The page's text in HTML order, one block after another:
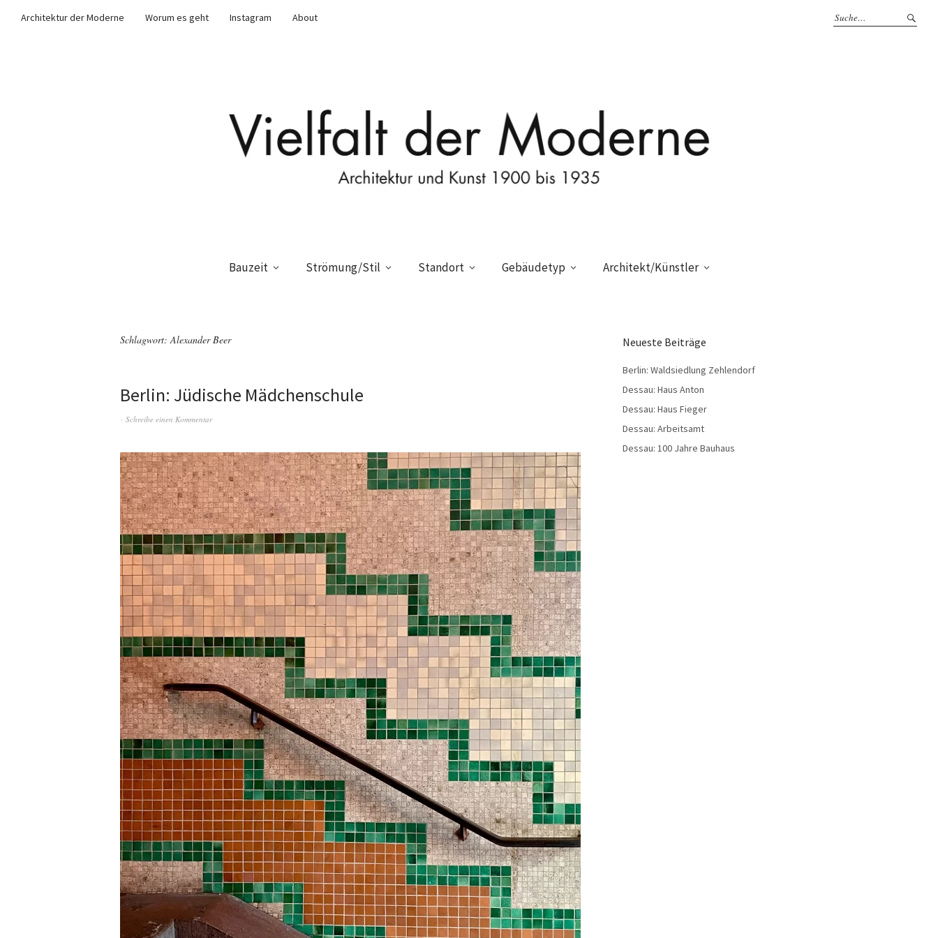
Architektur der Moderne Worum es geht Instagram About
Bauzeit Strömung/Stil Standort Gebäudetyp Architekt/Künstler
Schlagwort:Alexander Beer
Berlin: Jüdische Mädchenschule
Schreibe einen Kommentar
Neueste Beiträge
Berlin: Waldsiedlung Zehlendorf
Dessau: Haus Anton
Dessau: Haus Fieger
Dessau: Arbeitsamt
Dessau: 100 Jahre Bauhaus